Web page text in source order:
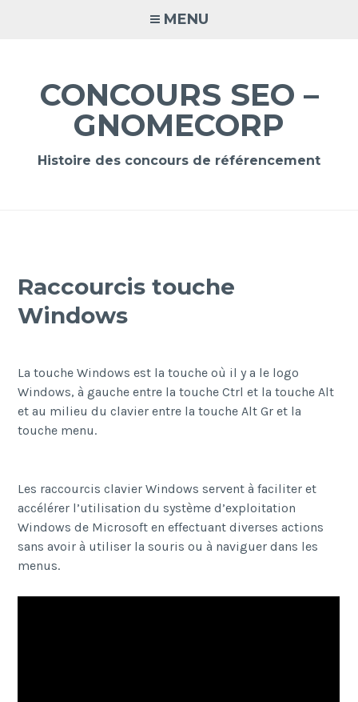
MENU
CONCOURS SEO –
GNOMECORP
Histoire des concours de référencement
Raccourcis touche
Windows
La touche Windows est la touche où il y a le logo
Windows, à gauche entre la touche Ctrl et la touche Alt
et au milieu du clavier entre la touche Alt Gr et la
touche menu.
Les raccourcis clavier Windows servent à faciliter et
accélérer l’utilisation du système d’exploitation
Windows de Microsoft en effectuant diverses actions
sans avoir à utiliser la souris ou à naviguer dans les
menus.